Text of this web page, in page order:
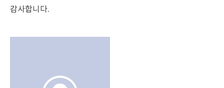
감사합니다.